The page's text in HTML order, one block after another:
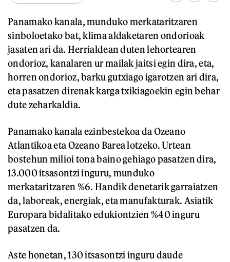
Panamako kanala, munduko merkataritzaren
sinboloetako bat, klima aldaketaren ondorioak
jasaten ari da. Herrialdean duten lehortearen
ondorioz, kanalaren ur mailak jaitsi egin dira, eta,
horren ondorioz, barku gutxiago igarotzen ari dira,
eta pasatzen direnak karga txikiagoekin egin behar
dute zeharkaldia.
Panamako kanala ezinbestekoa da Ozeano
Atlantikoa eta Ozeano Barea lotzeko. Urtean
bostehun milioi tona baino gehiago pasatzen dira,
13.000 itsasontzi inguru, munduko
merkataritzaren %6. Handik denetarik garraiatzen
da, laboreak, energiak, eta manufakturak. Asiatik
Europara bidalitako edukiontzien %40 inguru
pasatzen da.
Aste honetan, 130 itsasontzi inguru daude